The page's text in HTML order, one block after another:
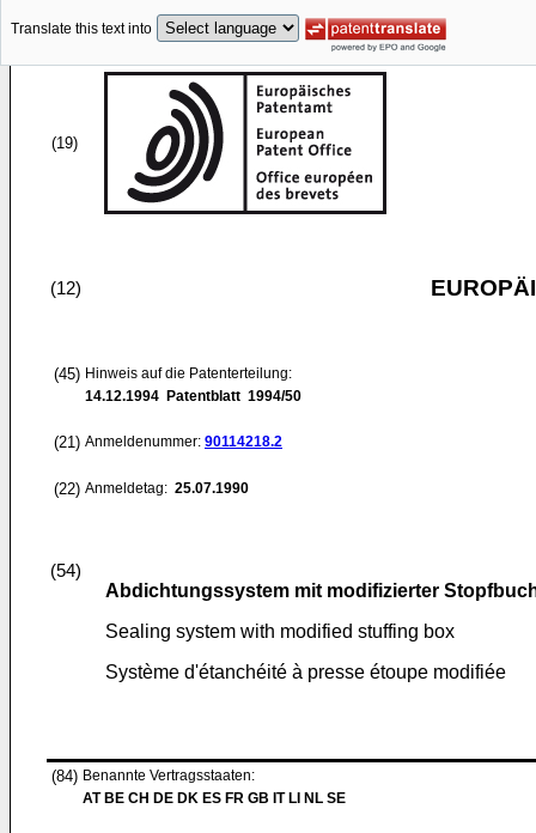
Translate this text into
(19)
(12)
(45) Hinweis auf die Patenterteilung:
14.12.1994 Patentblatt 1994/50
(21) Anmeldenummer: 90114218.2
(22) Anmeldetag: 25.07.1990
(54)
Abdichtungssystem mit modifizierter
Sealing system with modified stuffing box
Système d'étanchéité à presse étoupe modifiée
(84) Benannte Vertragsstaaten:
AT BE CH DE DK ES FR GB IT LI NL SE